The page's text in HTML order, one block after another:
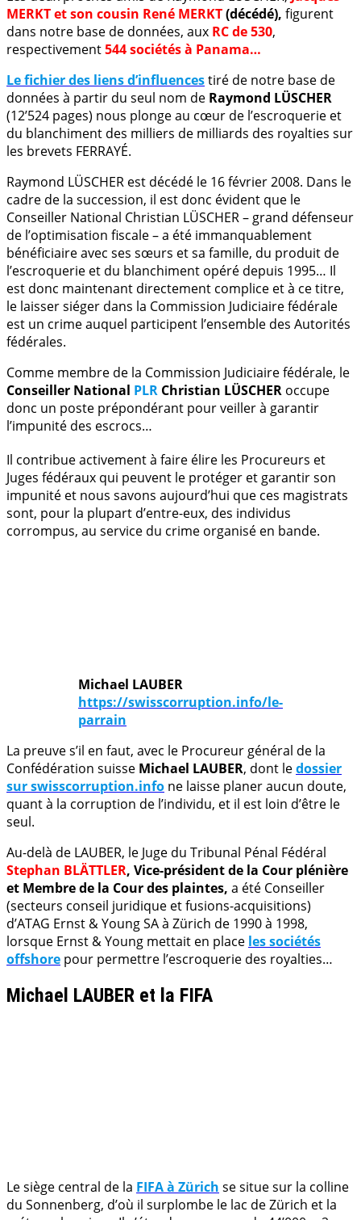
MERKT et son cousin René MERKT(décédé), figurent
dans notre base de données, aux RC de 530,
respectivement544 sociétés à Panama…
Le fichier des liens d’influencestiré de notre base de
données à partir du seul nom de Raymond LÜSCHER
(12’524 pages) nous plonge au cœur de l’escroquerie et
du blanchiment des milliers de milliards des royalties sur
les brevets FERRAYÉ.
Raymond LÜSCHER est décédé le 16 février 2008. Dans le
cadre de la succession, il est donc évident que le
Conseiller National Christian LÜSCHER – grand défenseur
de l’optimisation fiscale – a été immanquablement
bénéficiaire avec ses sœurs et sa famille, du produit de
l’escroquerie et du blanchiment opéré depuis 1995… Il
est donc maintenant directement complice et à ce titre,
le laisser siéger dans la Commission Judiciaire fédérale
est un crime auquel participent l’ensemble des Autorités
fédérales.
Comme membre de la Commission Judiciaire fédérale, le
Conseiller National PLR Christian LÜSCHER occupe
donc un poste prépondérant pour veiller à garantir
l’impunité des escrocs…
Il contribue activement à faire élire les Procureurs et
Juges fédéraux qui peuvent le protéger et garantir son
impunité et nous savons aujourd’hui que ces magistrats
sont, pour la plupart d’entre-eux, des individus
corrompus, au service du crime organisé en bande.
Michael LAUBER
https://swisscorruption.info/le-
parrain
La preuve s’il en faut, avec le Procureur général de la
Confédération suisse Michael LAUBER, dont ledossier
sur swisscorruption.info ne laisse planer aucun doute,
quant à la corruption de l’individu, et il est loin d’être le
seul.
Au-delà de LAUBER, le Juge du Tribunal Pénal Fédéral
Stephan BLÄTTLER, Vice-président de la Cour plénière
et Membre de la Cour des plaintes, a été Conseiller
(secteurs conseil juridique et fusions-acquisitions)
d’ATAG Ernst & Young SA à Zürich de 1990 à 1998,
lorsque Ernst & Young mettait en place les sociétés
offshore pour permettre l’escroquerie des royalties…
Michael LAUBER et la FIFA
Le siège central de la FIFA à Zürich se situe sur la colline
du Sonnenberg, d’où il surplombe le lac de Zürich et la